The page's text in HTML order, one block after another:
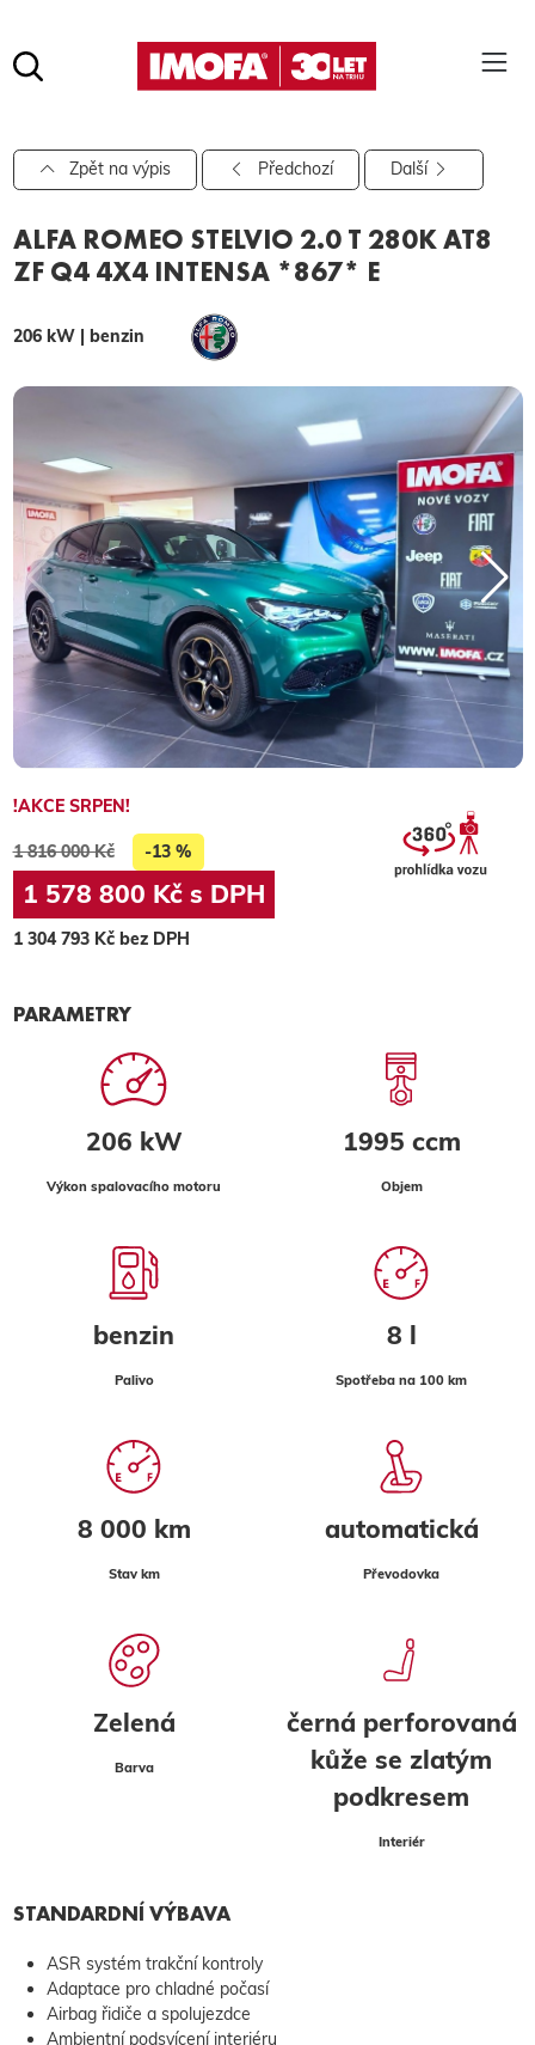
hledat
Pro vyhledávání zadejte alespoň 3 znaky.
Zpět na výpis Předchozí Další
ALFA ROMEO STELVIO 2.0 T 280K AT8
ZF Q4 4X4 INTENSA *867* E
206 kW | benzin
!AKCE SRPEN!
1 816 000 Kč -13 %
1 578 800 Kč s DPH
1 304 793 Kč bez DPH
PARAMETRY
206 kW
Výkon spalovacího motoru
1995 ccm
Objem
benzin
Palivo
8 l
Spotřeba na 100 km
8 000 km
Stav km
automatická
Převodovka
Zelená
Barva
černá perforovaná
kůže se zlatým
podkresem
Interiér
STANDARDNÍ VÝBAVA
ASR systém trakční kontroly
Adaptace pro chladné počasí
Airbag řidiče a spolujezdce
Ambientní podsvícení interiéru